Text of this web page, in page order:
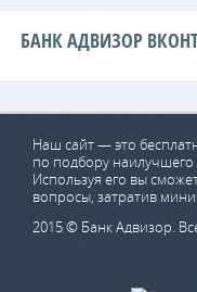
БАНК АДВИЗОР
Наш сайт — это
по подбору наилучшего
Используя его вы
вопросы, затратив
2015 © Банк Адвизор.